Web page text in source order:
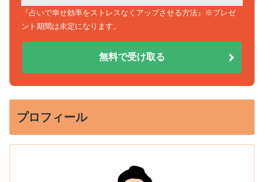
『占いで幸せ効率をストレスなくアップさせる方法』※プレゼ
ント期間は未定になります。
無料で受け取る
プロフィール